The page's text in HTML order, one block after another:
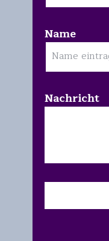
Name
Nachricht